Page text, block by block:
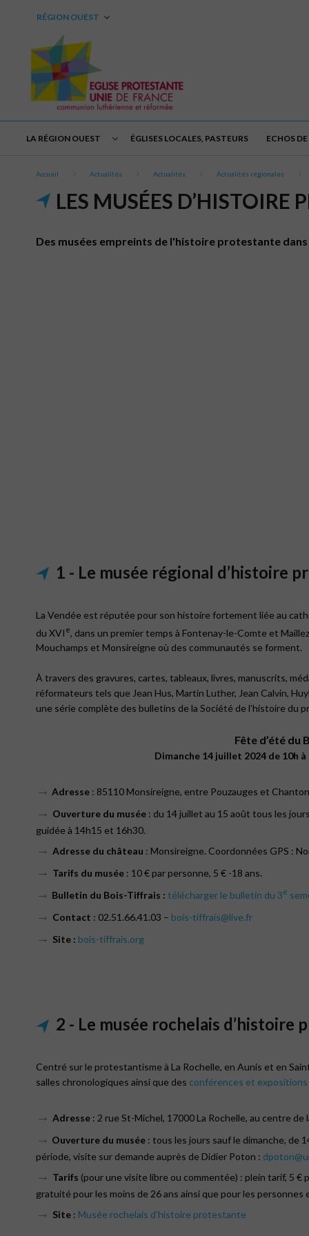
RÉGION OUEST
LA RÉGION OUEST ÉGLISES LOCALES, PASTEURS ECHOS
Accueil Actualités Actualités Actualités régionales
LES MUSÉES D’HISTOIRE
Des musées empreints de l'histoire protestante
1 - Le musée régional d’histoire
La Vendée est réputée pour son histoire fortement liée au
du XVI e, dans un premier temps à Fontenay-le-Comte et
Mouchamps et Monsireigne où des communautés se forment.
À travers des gravures, cartes, tableaux, livres, manuscrits,
réformateurs tels que Jean Hus, Martin Luther, Jean Calvin,
une série complète des bulletins de la Société de l’histoire du
Fête d’été du
Dimanche 14 juillet 2024 de 10h à
→ Adresse : 85110 Monsireigne, entre Pouzauges et
→ Ouverture du musée : du 14 juillet au 15 août tous les
guidée à 14h15 et 16h30.
→ Adresse du château : Monsireigne. Coordonnées GPS :
→ Tarifs du musée : 10 € par personne, 5 € -18 ans.
→ Bulletin du Bois-Tiffrais : télécharger le bulletin du 3e
→ Contact : 02.51.66.41.03 – bois-tiffrais@live.fr
→ Site : bois-tiffrais.org
2 - Le musée rochelais d’histoire
Centré sur le protestantisme à La Rochelle, en Aunis et en
salles chronologiques ainsi que des conférences et expositions
→ Adresse : 2 rue St-Michel, 17000 La Rochelle, au centre
→ Ouverture du musée : tous les jours sauf le dimanche, de
période, visite sur demande auprès de Didier Poton :
→ Tarifs (pour une visite libre ou commentée) : plein tarif, 5 €
gratuité pour les moins de 26 ans ainsi que pour les
→ Site : Musée rochelais d’histoire protestante